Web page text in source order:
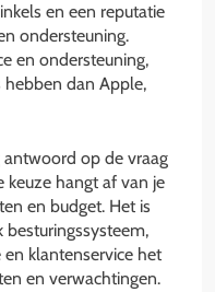
en een reputatie
ondersteuning.
en ondersteuning,
hebben dan Apple,
antwoord op de vraag
keuze hangt af van je
en budget. Het is
klantenservice het
en verwachtingen.